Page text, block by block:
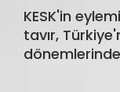
KESK'in
tavır,